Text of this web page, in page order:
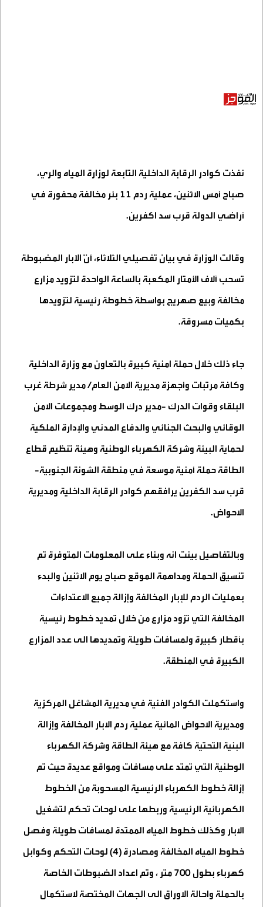
نفذت كوادر الرقابة الداخلية التابعة لوزارة المياه والري،
صباح أمس الاثنين، عملية ردم 11 بئر مخالفة محفورة في
أراضي الدولة قرب سد اكفرين.
وقالت الوزارة في بيان تفصيلي الثلاثاء، أنّ الآبار المضبوطة
تسحب آلاف الأمتار المكعبة بالساعة الواحدة لتزويد مزارع
مخالفة وبيع صهريج بواسطة خطوطة رئيسية لتزويدها
بكميات مسروقة.
جاء ذلك خلال حملة امنية كبيرة بالتعاون مع وزارة الداخلية
وكافة مرتبات وأجهزة مديرية الامن العام/ مدير شرطة غرب
البلقاء وقوات الدرك -مدير درك الوسط ومجموعات الامن
الوقائي والبحث الجنائي والدفاع المدني والإدارة الملكية
لحماية البيئة وشركة الكهرباء الوطنية وهيئة تنظيم قطاع
الطاقة حملة أمنية موسعة في منطقة الشونة الجنوبية-
قرب سد الكفرين يرافقهم كوادر الرقابة الداخلية ومديرية
الاحواض.
وبالتفاصيل بينت انه وبناء على المعلومات المتوفرة تم
تنسيق الحملة ومداهمة الموقع صباح يوم الاثنين والبدء
بعمليات الردم للإبار المخالفة وإزالة جميع الاعتداءات
المخالفة التي تزود مزارع من خلال تمديد خطوط رئيسية
بأقطار كبيرة ولمسافات طويلة وتمديدها الى عدد المزارع
الكبيرة في المنطقة.
واستكملت الكوادر الفنية في مديرية المشاغل المركزية
ومديرية الاحواض المائية عملية ردم الابار المخالفة وإزالة
البنية التحتية كافة مع هيئة الطاقة وشركة الكهرباء
الوطنية التي تمتد على مسافات ومواقع عديدة حيث تم
إزالة خطوط الكهرباء الرئيسية المسحوبة من الخطوط
الكهربائية الرئيسية وربطها على لوحات تحكم لتشغيل
الابار وكذلك خطوط المياه الممتدة لمسافات طويلة وفصل
خطوط المياه المخالفة ومصادرة (4) لوحات التحكم وكوابل
كهرباء بطول 700 متر ، وتم اعداد الضبوطات الخاصة
بالحملة واحالة الاوراق الى الجهات المختصة لاستكمال